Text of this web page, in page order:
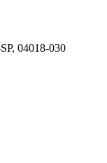
04018-030